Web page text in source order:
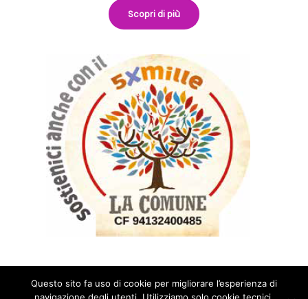
Scopri di più
Questo sito fa uso di cookie per migliorare l’esperienza di